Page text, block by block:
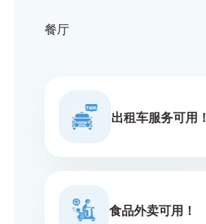
餐厅
出租车服务可用！
食品外卖可用！